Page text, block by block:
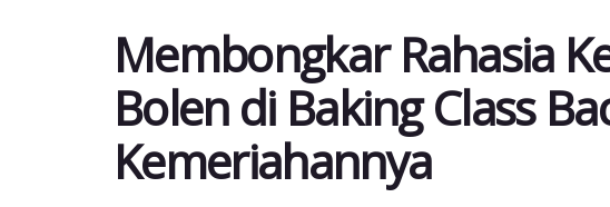
Membongkar Rahasia
Bolen di Baking Class
Kemeriahannya